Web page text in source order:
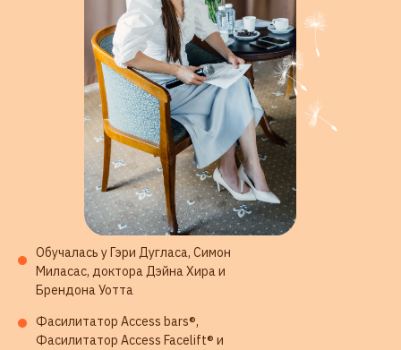
Обучалась у Гэри Дугласа, Симон
Миласас, доктора Дэйна Хира и
Брендона Уотта
Фасилитатор Access bars®,
Фасилитатор Access Facelift® и
10 000 +
людей вдохновила
на изменения своей жизни
500 +
сессий проведено
довольным клиентам
200 +
экспертов прошли
классы
МОЕ ОБРАЗОВАНИЕ